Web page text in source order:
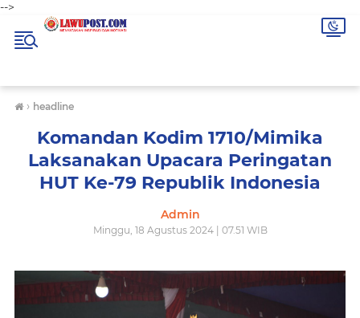
-->
› headline
Komandan Kodim 1710/Mimika
Laksanakan Upacara Peringatan
HUT Ke-79 Republik Indonesia
Admin
Minggu, 18 Agustus 2024 | 07.51 WIB